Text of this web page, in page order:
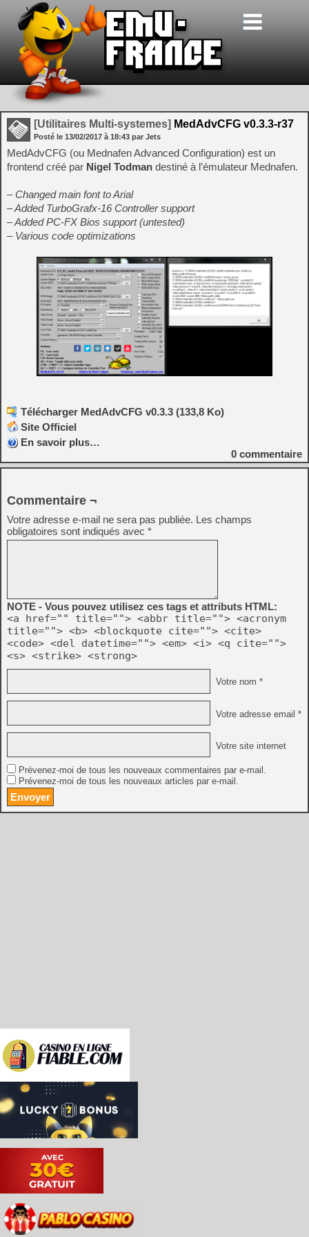
[Utilitaires Multi-systemes] MedAdvCFG v0.3.3-r37
Posté le 13/02/2017 à 18:43 par Jets
MedAdvCFG (ou Mednafen Advanced Configuration) est un
frontend créé par Nigel Todman destiné à l’émulateur Mednafen.
– Changed main font to Arial
– Added TurboGrafx-16 Controller support
– Added PC-FX Bios support (untested)
– Various code optimizations
Télécharger MedAdvCFG v0.3.3 (133,8 Ko)
Site Officiel
En savoir plus…
0 commentaire
Commentaire ¬
Votre adresse e-mail ne sera pas publiée. Les champs
obligatoires sont indiqués avec *
NOTE - Vous pouvez utilisez ces tags et attributs HTML:
<a href="" title=""> <abbr title=""> <acronym
title=""> <b> <blockquote cite=""> <cite>
<code> <del datetime=""> <em> <i> <q cite="">
<s> <strike> <strong>
Votre nom *
Votre adresse email *
Votre site internet
Prévenez-moi de tous les nouveaux commentaires par e-mail.
Prévenez-moi de tous les nouveaux articles par e-mail.